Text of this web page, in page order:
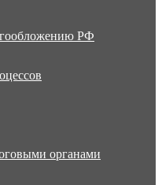
РФ
органами